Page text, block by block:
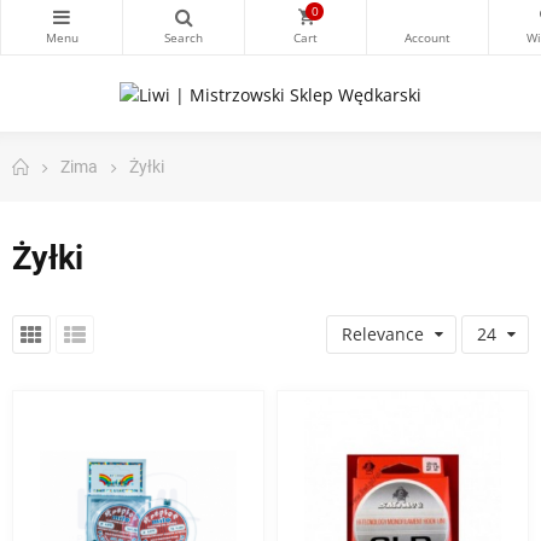
0
Zima Żyłki
Żyłki
Relevance 24